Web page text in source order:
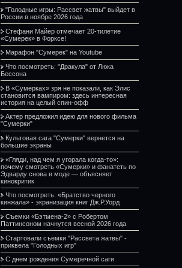
"Голодные игры: Рассвет жатвы" выйдет в
России в ноябре 2026 года
Стефани Майер отмечает 20-тилетие
«Сумерек» в Форксе!
Марафон "Сумерек" на Youtube
Что посмотреть: "Дракула" от Люка
Бессона
В «Сумерках» зря не показали, как Элис
становится вампиром: здесь интересная
история на целый спин-офф
Актер предложил идею для нового фильма
"Сумерки"
Культовая сага "Сумерки" вернется на
большие экраны
«Гляди, над чем я угорала когда-то»:
почему смотреть «Сумерки» и фанатеть по
Эдварду снова в моде — объясняет
кинокритик
Что посмотреть: «Братство черного
кинжала» - экранизация книг Дж.Р.Уорд
Съемки «Бэтмена-2» с Робертом
Паттинсоном начнутся весной 2026 года
Стартовали съемки "Рассвета жатвы" -
приквела "Голодных игр"
С днем рождения Сумеречной саги